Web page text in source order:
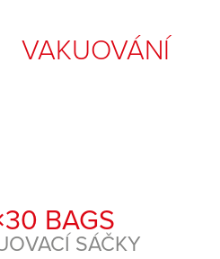
VAKUOVÁNÍ
BAGS
SÁČKY